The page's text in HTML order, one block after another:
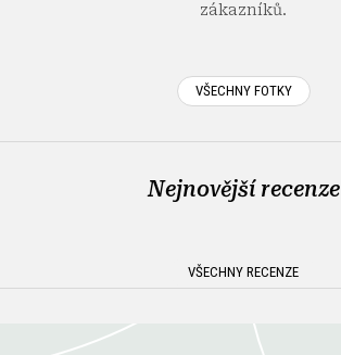
zákazníků.
VŠECHNY FOTKY
Nejnovější recenze
VŠECHNY RECENZE